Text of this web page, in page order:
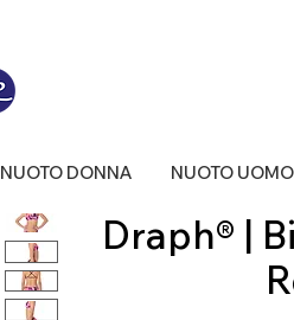
NUOTO DONNA NUOTO UOMO
Draph® |